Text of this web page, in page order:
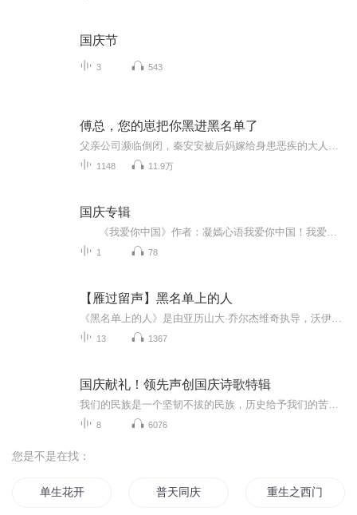
国庆节
3 543
傅总，您的崽把你黑进黑名单了
1148 11.9万
国庆专辑
1 78
【雁过留声】黑名单上的人
13 1367
国庆献礼！领先声创国庆诗歌特辑
8 6076
您是不是在找：
单生花开 普天同庆 重生之西门庆